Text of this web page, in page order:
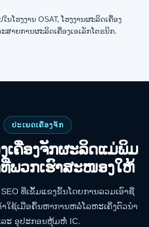
ນໂຮງງານ OSAT, ໂຮງງານຜະລິດເຄື່ອງ
ະສາຍການຜະລິດເຄື່ອງເອເລັກໂຕຣນິກ.
ປະເພດເຄື່ອງຈັກ
ເຄື່ອງຈັກຜະລິດແມ່ພິມ
ທີ່ພວກເຮົາສະໜອງໃຫ້
ທີ່ເຂັ້ມແຂງຂຶ້ນໂດຍການລວມເອົາຊື່
ໃຊ້ເມື່ອຄົ້ນຫາການຫລໍ່ໂລຫະເຄິ່ງຕົວນຳ
ະ ອຸປະກອນຫຸ້ມຫໍ່ IC.